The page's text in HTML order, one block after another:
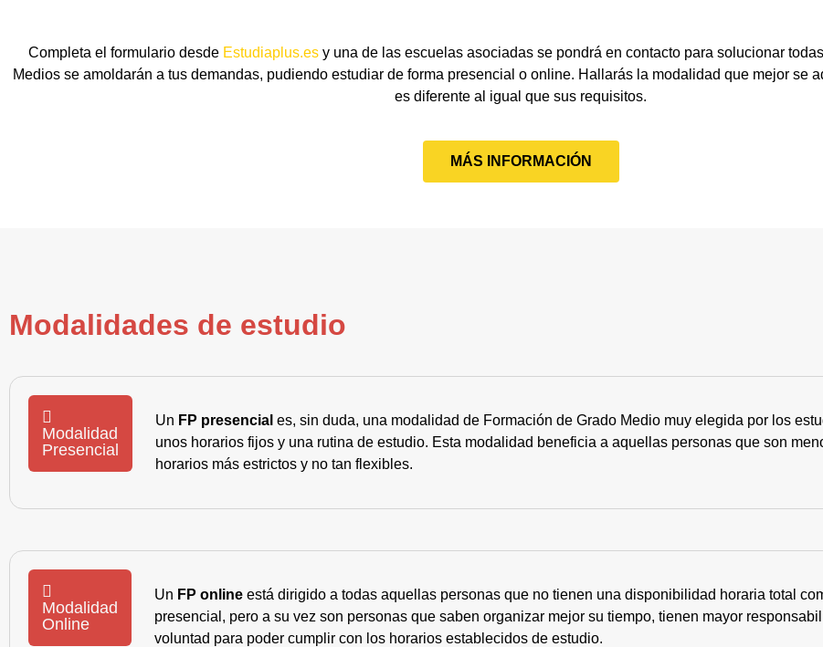
Completa el formulario desde Estudiaplus.es y una de las escuelas asociadas se pondrá en contacto para solucionar
Medios se amoldarán a tus demandas, pudiendo estudiar de forma presencial o online. Hallarás la modalidad que mejor se
es diferente al igual que sus requisitos.
MÁS INFORMACIÓN
Modalidades de estudio
Modalidad
Presencial
Un FP presencial es, sin duda, una modalidad de Formación de Grado Medio muy elegida por los
unos horarios fijos y una rutina de estudio. Esta modalidad beneficia a aquellas personas que son
horarios más estrictos y no tan flexibles.
Modalidad
Online
Un FP online está dirigido a todas aquellas personas que no tienen una disponibilidad horaria total
presencial, pero a su vez son personas que saben organizar mejor su tiempo, tienen mayor
voluntad para poder cumplir con los horarios establecidos de estudio.